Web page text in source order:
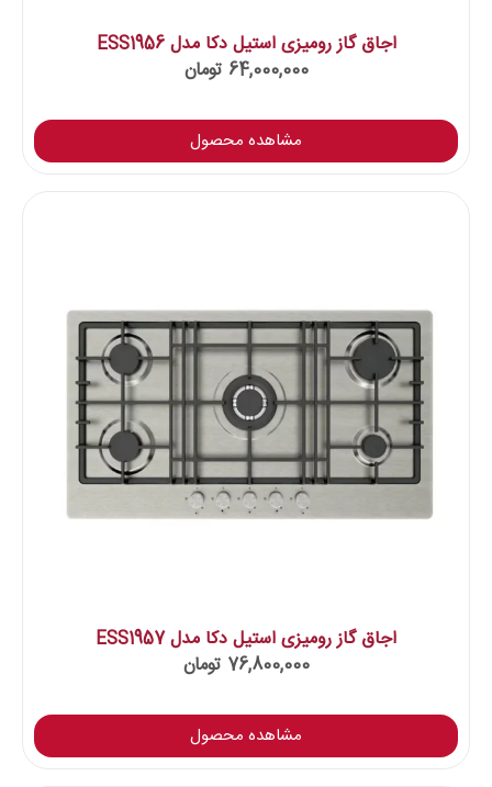
اجاق گاز رومیزی استیل دکا مدل ESS1956
64,000,000 تومان
مشاهده محصول
اجاق گاز رومیزی استیل دکا مدل ESS1957
76,800,000 تومان
مشاهده محصول